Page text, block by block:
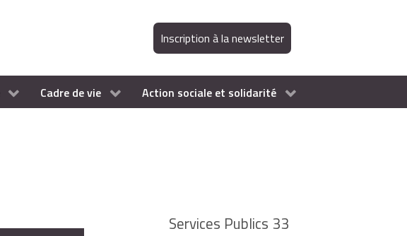
Inscription à la newsletter
Cadre de vie Action sociale et solidarité
Services Publics 33